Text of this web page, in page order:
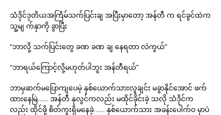
သံဒိုင်ဒုတိယအကြိမ်သက်ပြင်းချ အပြီးမှာတော့ အန်တီ က ရင်ခွင်ထဲက
သူ့မျ က်နှာကို ခွာပြီး
“ဘာလို့ သက်ပြင်းတွေ ခဏ ခဏ ချ နေရတာ လဲကွယ်”
“ဘာရယ်ကြောင့်လို့မဟုတ်ပါဘူး အန်တီရယ်”
ဘာမှဆက်မပြောကျပေမဲ့ နှစ်ယောက်သားလူချင်း မခွာနိုင်အောင် ဖက်
ထားနေမြဲ…… အန်တီ နုလွင်ကလည်း မထိုင်ခိုင်းခဲ့ သလို သံဒိုင်က
လည်း ထိုင်ဖို့ စိတ်ကူးရှိမနေခဲ့…… နှစ်ယောက်သား အခန်းပေါက်ဝ မှာပဲ